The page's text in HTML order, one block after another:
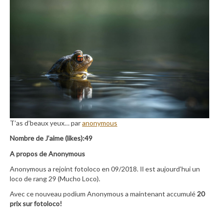
T’as d’beaux yeux… paranonymous
Nombre de J’aime (likes):49
A propos de Anonymous
Anonymous a rejoint fotoloco en 09/2018. Il est aujourd’hui un
loco de rang 29 (Mucho Loco).
Avec ce nouveau podium Anonymous a maintenant accumulé20
prix sur fotoloco!